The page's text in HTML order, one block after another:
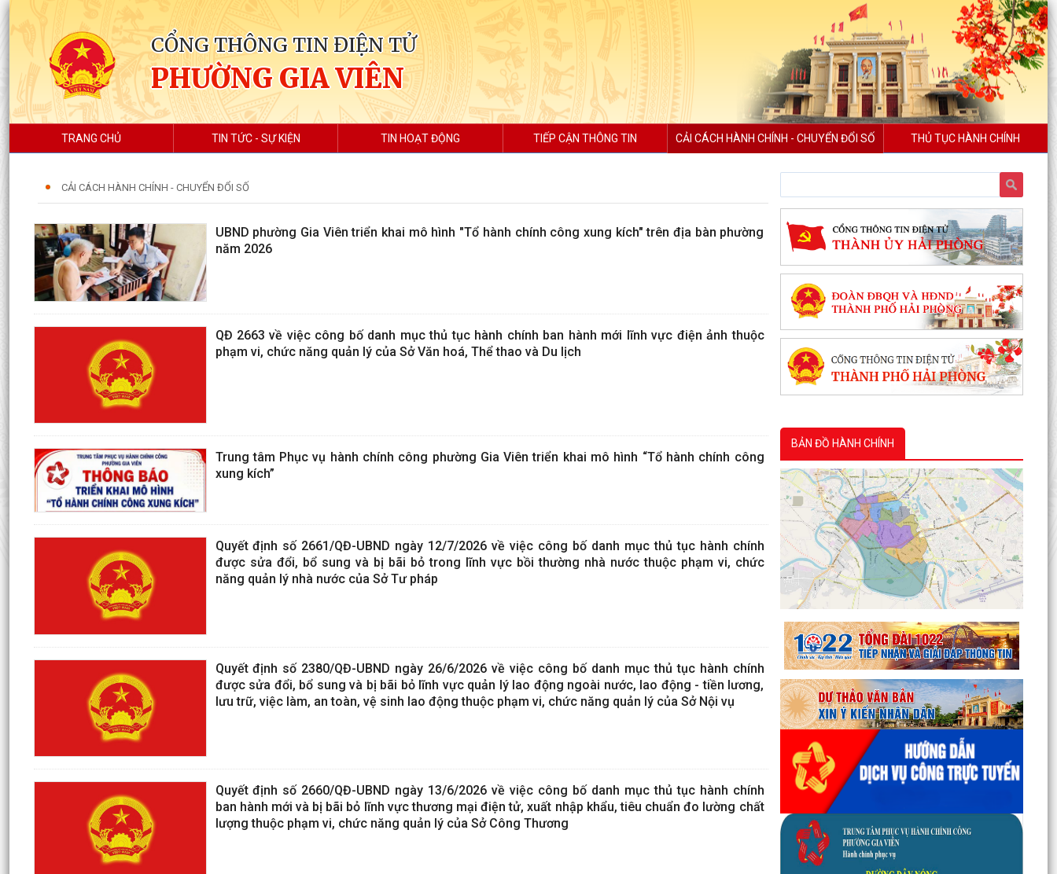
CỔNG THÔNG TIN ĐIỆN TỬ
PHƯỜNG GIA VIÊN
TRANG CHỦ TIN TỨC - SỰ KIỆN TIN HOẠT ĐỘNG TIẾP CẬN THÔNG TIN CẢI CÁCH HÀNH CHÍNH - CHUYỂN ĐỔI SỐ THỦ TỤC HÀNH CHÍNH
CẢI CÁCH HÀNH CHÍNH - CHUYỂN ĐỔI SỐ
UBND phường Gia Viên triển khai mô hình "Tổ hành chính công xung kích" trên địa bàn phường
năm 2026
QĐ 2663 về việc công bố danh mục thủ tục hành chính ban hành mới lĩnh vực điện ảnh thuộc
phạm vi, chức năng quản lý của Sở Văn hoá, Thể thao và Du lịch
Trung tâm Phục vụ hành chính công phường Gia Viên triển khai mô hình “Tổ hành chính công
xung kích”
Quyết định số 2661/QĐ-UBND ngày 12/7/2026 về việc công bố danh mục thủ tục hành chính
được sửa đổi, bổ sung và bị bãi bỏ trong lĩnh vực bồi thường nhà nước thuộc phạm vi, chức
năng quản lý nhà nước của Sở Tư pháp
Quyết định số 2380/QĐ-UBND ngày 26/6/2026 về việc công bố danh mục thủ tục hành chính
được sửa đổi, bổ sung và bị bãi bỏ lĩnh vực quản lý lao động ngoài nước, lao động - tiền lương,
lưu trữ, việc làm, an toàn, vệ sinh lao động thuộc phạm vi, chức năng quản lý của Sở Nội vụ
Quyết định số 2660/QĐ-UBND ngày 13/6/2026 về việc công bố danh mục thủ tục hành chính
ban hành mới và bị bãi bỏ lĩnh vực thương mại điện tử, xuất nhập khẩu, tiêu chuẩn đo lường chất
lượng thuộc phạm vi, chức năng quản lý của Sở Công Thương
BẢN ĐỒ HÀNH CHÍNH